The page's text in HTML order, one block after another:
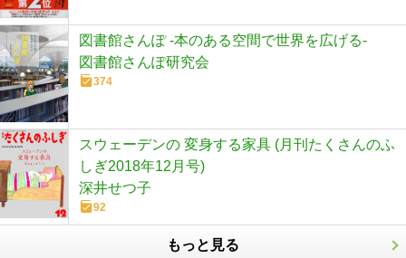
図書館さんぽ -本のある空間で世界を広げる-
図書館さんぽ研究会
374
スウェーデンの 変身する家具 (月刊たくさんのふ
しぎ2018年12月号)
深井せつ子
92
もっと見る